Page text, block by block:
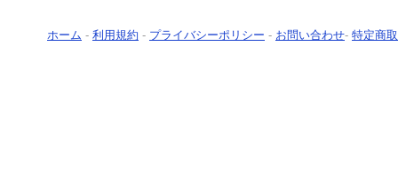
ホーム - 利用規約 - プライバシーポリシー - お問い合わせ- 特定商